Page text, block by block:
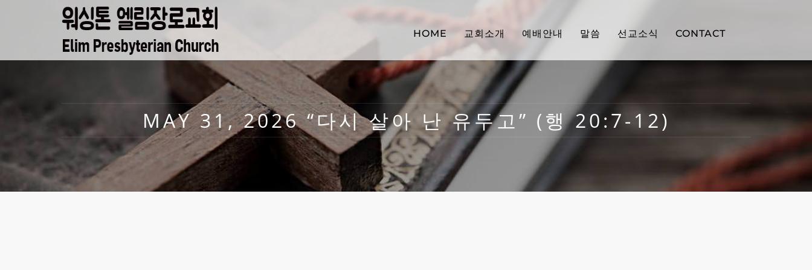
HOME 교회소개 예배안내 말씀 선교소식 CONTACT
MAY 31, 2026 “다시 살아 난 유두고” (행 20:7-12)